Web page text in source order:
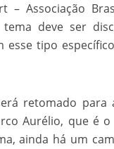
vida de Flechinha, o
– Associação
deve ser
esse tipo
retomado para
Aurélio, que é
ainda há um